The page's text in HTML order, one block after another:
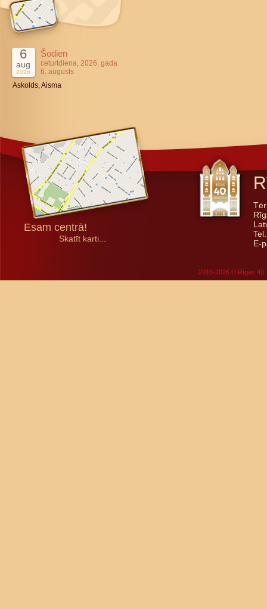
6
aug
2026
Šodien
ceturtdiena, 2026. gada
6. augusts
Askolds, Aisma
Esam centrā!
Skatīt karti...
E-
2010-2026 © Rīgas